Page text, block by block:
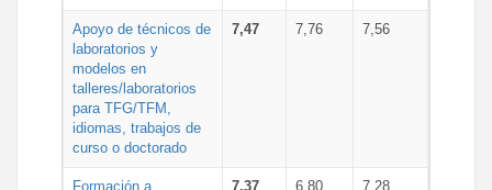
Apoyo de técnicos de
laboratorios y
modelos en
talleres/laboratorios
para TFG/TFM,
idiomas, trabajos de
curso o doctorado
7,47 7,76 7,56
Formación a
7,37 6,80 7,28